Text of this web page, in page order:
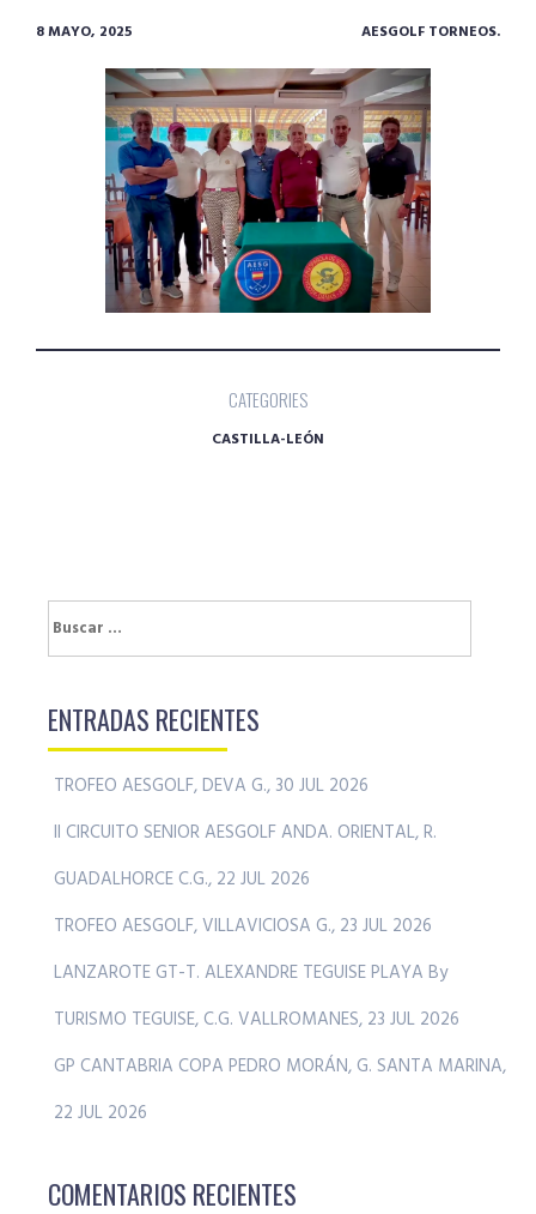
8 MAYO, 2025 AESGOLF TORNEOS.
CATEGORIES
CASTILLA-LEÓN
Buscar:
ENTRADAS RECIENTES
TROFEO AESGOLF, DEVA G., 30 JUL 2026
II CIRCUITO SENIOR AESGOLF ANDA. ORIENTAL, R.
GUADALHORCE C.G., 22 JUL 2026
TROFEO AESGOLF, VILLAVICIOSA G., 23 JUL 2026
LANZAROTE GT-T. ALEXANDRE TEGUISE PLAYA By
TURISMO TEGUISE, C.G. VALLROMANES, 23 JUL 2026
GP CANTABRIA COPA PEDRO MORÁN, G. SANTA MARINA,
22 JUL 2026
COMENTARIOS RECIENTES